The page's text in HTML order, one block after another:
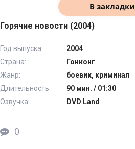
В закладки
Горячие новости (2004)
Год выпуска:
2004
Страна:
Гонконг
Жанр:
боевик, криминал
Длительность:
90 мин. / 01:30
Озвучка:
DVD Land
0